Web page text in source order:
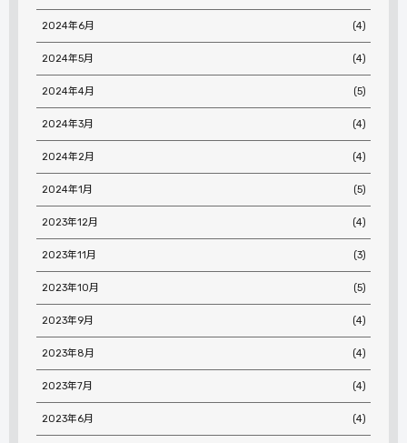
2024年6月 (4)
2024年5月 (4)
2024年4月 (5)
2024年3月 (4)
2024年2月 (4)
2024年1月 (5)
2023年12月 (4)
2023年11月 (3)
2023年10月 (5)
2023年9月 (4)
2023年8月 (4)
2023年7月 (4)
2023年6月 (4)